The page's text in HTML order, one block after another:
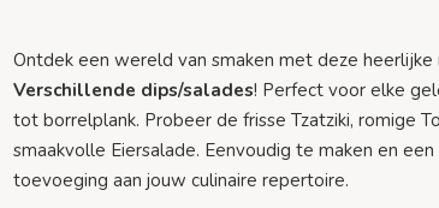
Ontdek een wereld van smaken met deze
Verschillende dips/salades! Perfect voor elke
tot borrelplank. Probeer de frisse Tzatziki, romige
smaakvolle Eiersalade. Eenvoudig te maken en
toevoeging aan jouw culinaire repertoire.